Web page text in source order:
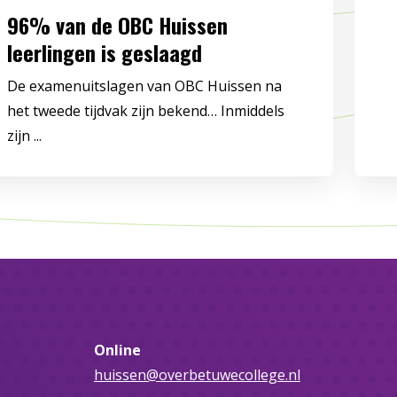
96% van de OBC Huissen
leerlingen is geslaagd
De examenuitslagen van OBC Huissen na
het tweede tijdvak zijn bekend… Inmiddels
zijn ...
Online
huissen@overbetuwecollege.nl